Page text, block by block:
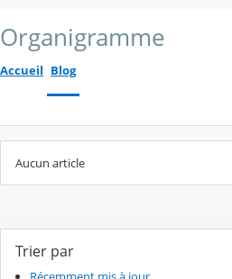
Organigramme
Accueil Blog
Aucun article
Trier par